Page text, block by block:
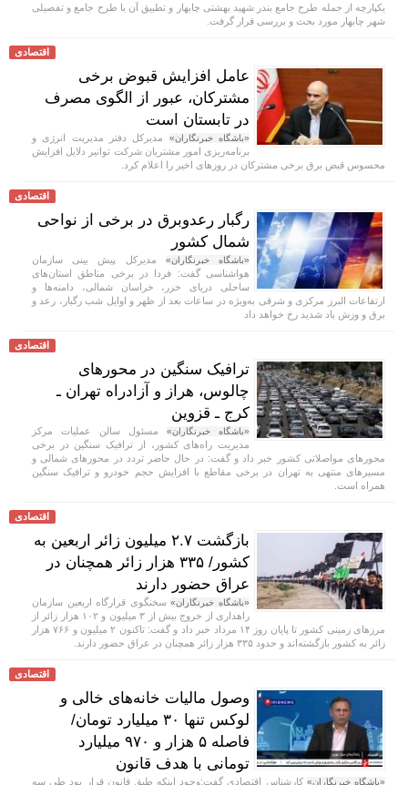
یکپارچه از جمله طرح جامع بندر شهید بهشتی چابهار و تطبیق آن با طرح جامع و تفصیلی
شهر چابهار مورد بحث و بررسی قرار گرفت.
اقتصادی
عامل افزایش قبوض برخی
مشترکان، عبور از الگوی مصرف
در تابستان است
«باشگاه خبرنگاران» مدیرکل دفتر مدیریت انرژی و
برنامه‌ریزی امور مشتریان شرکت توانیر دلایل افزایش
محسوس قبض برق برخی مشترکان در روزهای اخیر را اعلام کرد.
اقتصادی
رگبار رعدوبرق در برخی از نواحی
شمال کشور
«باشگاه خبرنگاران» مدیرکل پیش بینی سازمان
هواشناسی گفت: فردا در برخی مناطق استان‌های
ساحلی دریای خزر، خراسان شمالی، دامنه‌ها و
ارتفاعات البرز مرکزی و شرقی به‌ویژه در ساعات بعد از ظهر و اوایل شب رگبار، رعد و
برق و وزش باد شدید رخ خواهد داد
اقتصادی
ترافیک سنگین در محورهای
چالوس، هراز و آزادراه تهران ـ
کرج ـ قزوین
«باشگاه خبرنگاران» مسئول سالن عملیات مرکز
مدیریت راه‌های کشور، از ترافیک سنگین در برخی
محورهای مواصلاتی کشور خبر داد و گفت: در حال حاضر تردد در محورهای شمالی و
مسیرهای منتهی به تهران در برخی مقاطع با افزایش حجم خودرو و ترافیک سنگین
همراه است.
اقتصادی
بازگشت ۲.۷ میلیون زائر اربعین به
کشور/ ۳۳۵ هزار زائر همچنان در
عراق حضور دارند
«باشگاه خبرنگاران»سخنگوی قرارگاه اربعین سازمان
راهداری از خروج بیش از ۳ میلیون و ۱۰۲ هزار زائر از
مرز‌های زمینی کشور تا پایان روز ۱۴ مرداد خبر داد و گفت: تاکنون ۲ میلیون و ۷۶۶ هزار
زائر به کشور بازگشته‌اند و حدود ۳۳۵ هزار زائر همچنان در عراق حضور دارند.
اقتصادی
وصول مالیات خانه‌های خالی و
لوکس تنها ۳۰ میلیارد تومان/
فاصله ۵ هزار و ۹۷۰ میلیارد
تومانی با هدف قانون
«باشگاه خبرنگاران» کارشناس اقتصادی گفت:وجود اینکه طبق قانون قرار بود طی سه